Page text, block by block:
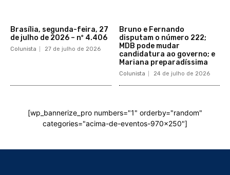
Brasília, segunda-feira, 27
de julho de 2026 – nº 4.406
Colunista 27 de julho de 2026
Bruno e Fernando
disputam o número 222;
MDB pode mudar
candidatura ao governo; e
Mariana preparadíssima
Colunista 24 de julho de 2026
[wp_bannerize_pro numbers="1" orderby="random"
categories="acima-de-eventos-970x250"]